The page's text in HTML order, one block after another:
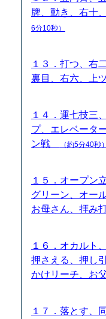
牌、動き、右十
6分10秒）
１３．打つ、右
裏目、右六、上
１４．運七技三
プ、エレベータ
ン戦
（約5分40秒）
１５．オープン
グリーン、オー
お母さん、拝み
１６．オカルト
押さえる、押し
かけリーチ、お
１７．落とす、